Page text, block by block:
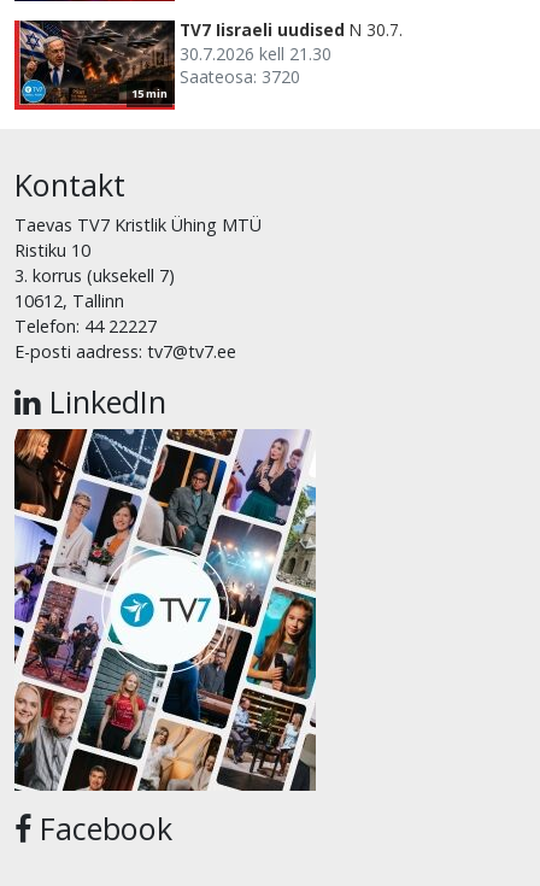
15 min
TV7 Iisraeli uudised N 30.7.
30.7.2026 kell 21.30
Saateosa: 3720
Kontakt
Taevas TV7 Kristlik Ühing MTÜ
Ristiku 10
3. korrus (uksekell 7)
10612, Tallinn
Telefon: 44 22227
E-posti aadress: tv7@tv7.ee
LinkedIn
Facebook